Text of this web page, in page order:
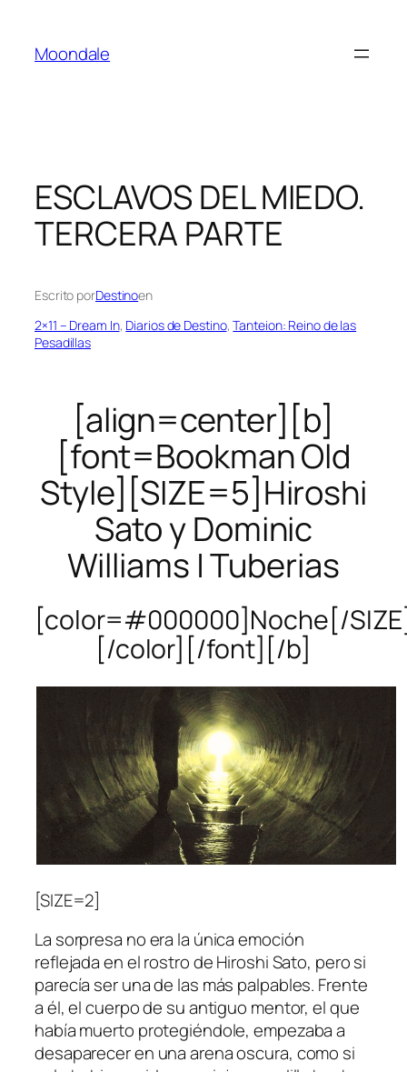
contenido
Moondale
ESCLAVOS DEL MIEDO.
TERCERA PARTE
Escrito porDestinoen
2×11 – Dream In, Diarios de Destino, Tanteion: Reino de las
Pesadillas
[align=center][b]
[font=Bookman Old
Style][SIZE=5]Hiroshi
Sato y Dominic
Williams | Tuberias
[color=#000000]Noche[/
[/color][/font][/b]
[SIZE=2]
La sorpresa no era la única emoción
reflejada en el rostro de Hiroshi Sato, pero si
parecía ser una de las más palpables. Frente
a él, el cuerpo de su antiguo mentor, el que
había muerto protegiéndole, empezaba a
desaparecer en una arena oscura, como si